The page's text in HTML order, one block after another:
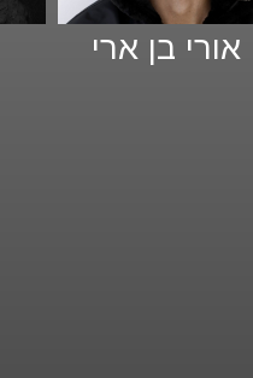
אורי בן ארי